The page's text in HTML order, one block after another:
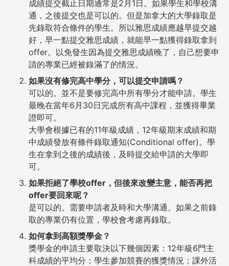
成績提交截止日期通常是2月1日。如果學生和學校溝
通，之後提交也是可以的。但是加拿大的大學錄取是
先錄取符合條件的學生。所以雅思成績應越早提交越
好，早一點提交雅思成績，就能早一點獲得錄取拿到
offer。以免發生因為提交雅思成績晚了，自己想要申
請的專業已經被錄滿了的情況。
如果沒有修完高中學分，可以提交申請嗎？
可以的。並不是要修完高中所有學分才能申請。學生
最晚在當年6月30日完成所有高中課程，並獲得畢業
證即可。
大學會根據已有的11年級成績，12年級期末成績和期
中成績發放有條件錄取通知(Conditional offer)。學
生在拿到之後的成績後，及時提交給申請的大學即
可。
如果拒絕了學校offer，但後來改變主意，能否再把
offer要回來呢？
是可以的。需要申請者及時和大學溝通。如果之前錄
取的專業仍有位置，學校會考慮再錄取。
如何拿到高額獎學金？
獎學金的申請主要取決以下幾個因素：12年級6門主
科成績的平均分；學生參加競賽的獲獎情況；課外活